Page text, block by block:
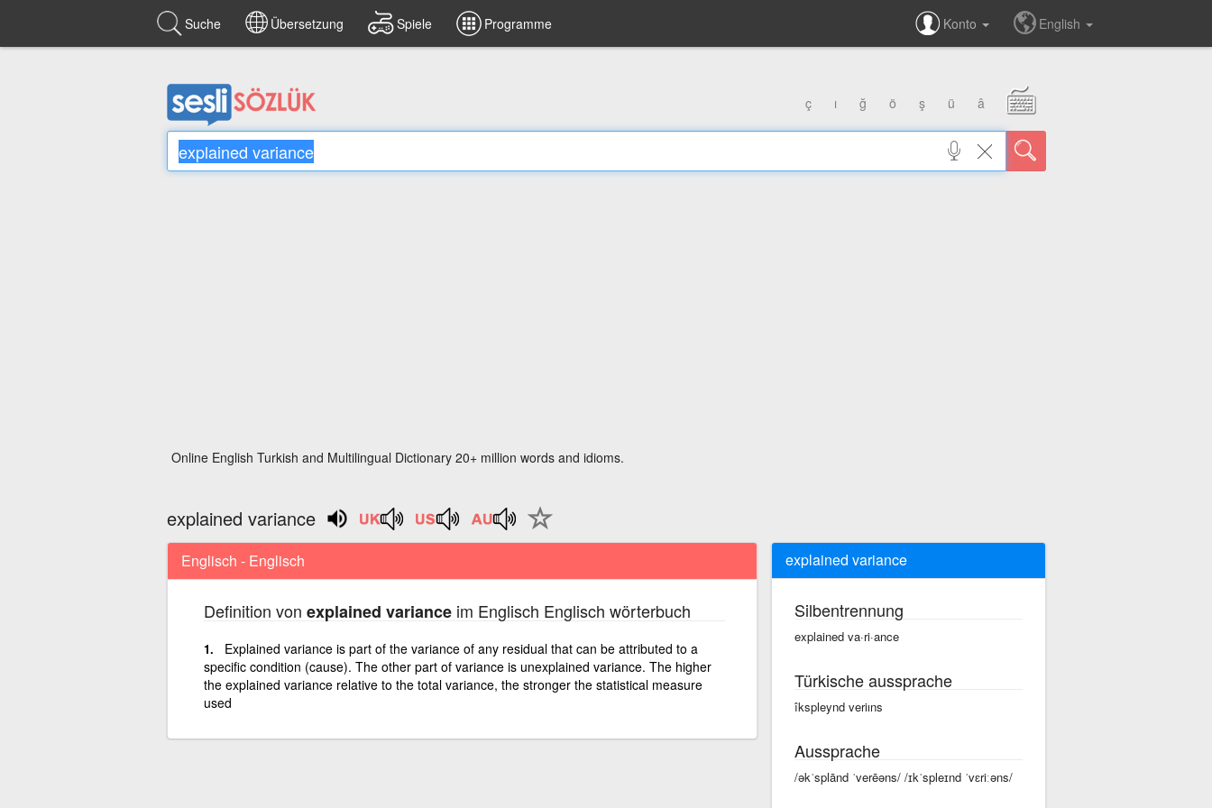
Suche Übersetzung Spiele Programme Konto English
ç ı ğ ö ş ü â
Online English Turkish and Multilingual Dictionary 20+ million words and idioms.
explained variance
Englisch - Englisch
Definition von explained varianceim Englisch Englisch wörterbuch
Explained variance is part of the variance of any residual that can be attributed to a
specific condition (cause). The other part of variance is unexplained variance. The higher
the explained variance relative to the total variance, the stronger the statistical measure
used
explained variance
Silbentrennung
explained va·ri·ance
Türkische aussprache
îkspleynd veriıns
Aussprache
/əkˈsplānd ˈverēəns/ /ɪkˈspleɪnd ˈvɛriːəns/